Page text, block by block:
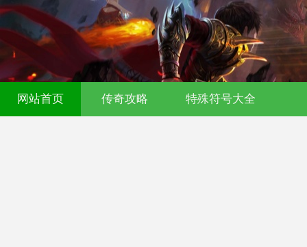
网站首页 传奇攻略 特殊符号大全